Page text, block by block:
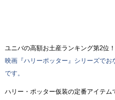
ユニバの高額お土産ランキング第2位！
映画『ハリーポッター』シリーズで
です。
ハリー・ポッター仮装の定番アイテ